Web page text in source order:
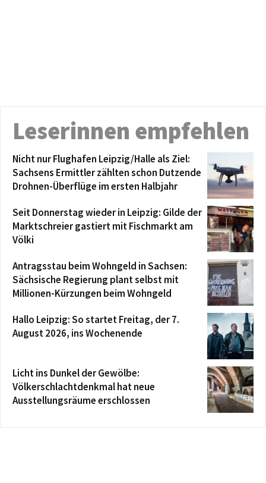
Leserinnen empfehlen
Nicht nur Flughafen Leipzig/Halle als Ziel:
Sachsens Ermittler zählten schon Dutzende
Drohnen-Überflüge im ersten Halbjahr
Seit Donnerstag wieder in Leipzig: Gilde der
Marktschreier gastiert mit Fischmarkt am
Völki
Antragsstau beim Wohngeld in Sachsen:
Sächsische Regierung plant selbst mit
Millionen-Kürzungen beim Wohngeld
Hallo Leipzig: So startet Freitag, der 7.
August 2026, ins Wochenende
Licht ins Dunkel der Gewölbe:
Völkerschlachtdenkmal hat neue
Ausstellungsräume erschlossen